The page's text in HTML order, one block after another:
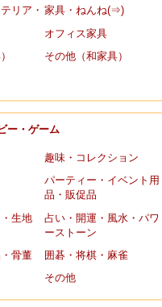
リア・ 家具・ねんね(⇒)
オフィス家具
その他（和家具）
ー・ゲーム
趣味・コレクション
パーティー・イベント用
品・販促品
生地
占い・開運・風水・パワ
ーストーン
骨董
囲碁・将棋・麻雀
その他